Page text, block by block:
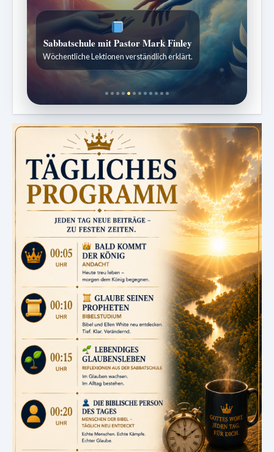
Sabbatschule mit Pastor Mark Finley
Wöchentliche Lektionen verständlich erklärt.